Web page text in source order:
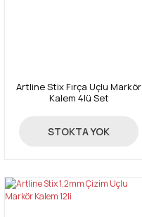
Artline Stix Fırça Uçlu Markör
Kalem 4lü Set
90,00 TL
STOKTA YOK